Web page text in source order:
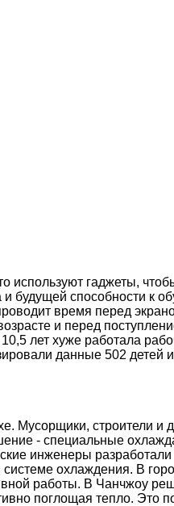
используют гаджеты,
и будущей способности к
время перед
и перед
лет хуже работала
данные 502 детей
Мусорщики, строители и
- специальные
инженеры
охлаждения. В
работы. В Чанчжоу
поглощая тепло. Это